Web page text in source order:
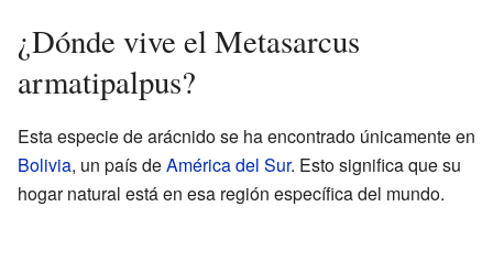
¿Dónde vive el Metasarcus
armatipalpus?
Esta especie de arácnido se ha encontrado únicamente en
Bolivia, un país deAmérica del Sur. Esto significa que su
hogar natural está en esa región específica del mundo.